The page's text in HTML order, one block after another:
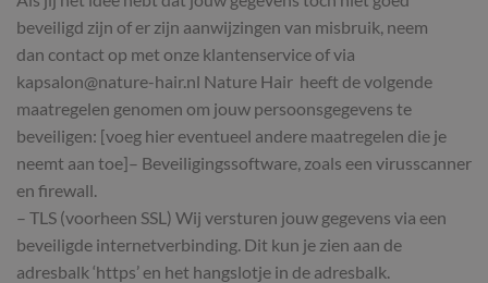
beveiligd zijn of er zijn aanwijzingen van misbruik, neem
dan contact op met onze klantenservice of via
kapsalon@nature-hair.nl Nature Hair heeft de volgende
maatregelen genomen om jouw persoonsgegevens te
beveiligen: [voeg hier eventueel andere maatregelen die je
neemt aan toe]– Beveiligingssoftware, zoals een virusscanner
en firewall.
– TLS (voorheen SSL) Wij versturen jouw gegevens via een
beveiligde internetverbinding. Dit kun je zien aan de
adresbalk ‘https’ en het hangslotje in de adresbalk.